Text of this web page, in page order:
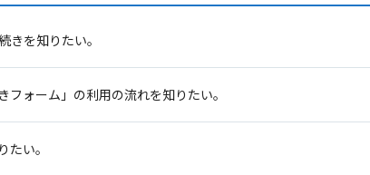
きを知りたい。
フォーム」の利用の流れを知りたい。
い。